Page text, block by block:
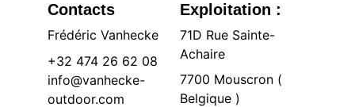
Contacts
Frédéric Vanhecke
+32 474 26 62 08
info@vanhecke-
outdoor.com
Exploitation :
71D Rue Sainte-
Achaire
7700 Mouscron (
Belgique )